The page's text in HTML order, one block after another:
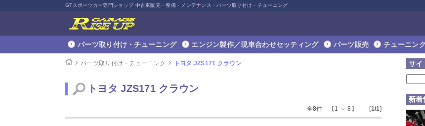
GTスポーツカー専門ショップ 中古車販売・整備・メンテナンス・パーツ取り付け・チューニング
パーツ取り付け・チューニング エンジン製作／現車合わせセッティング パーツ販売 チューニン
パーツ取り付け・チューニング トヨタ JZS171 クラウン
トヨタ JZS171 クラウン
全8件 【1 ～ 8】 [1/1]
サイ
新着